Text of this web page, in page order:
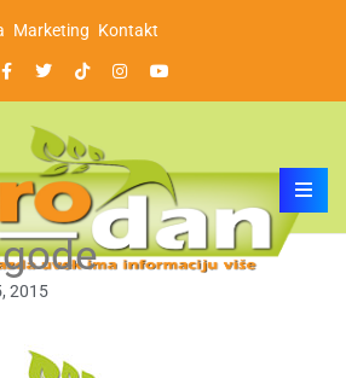
Marketing Kontakt
2015